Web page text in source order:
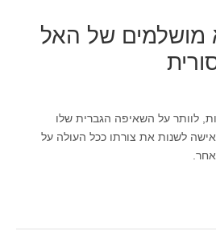
מושלמים של האל
לוותר על השאיפה הגברית שלו
לשנות את צורתו ככל העולה על